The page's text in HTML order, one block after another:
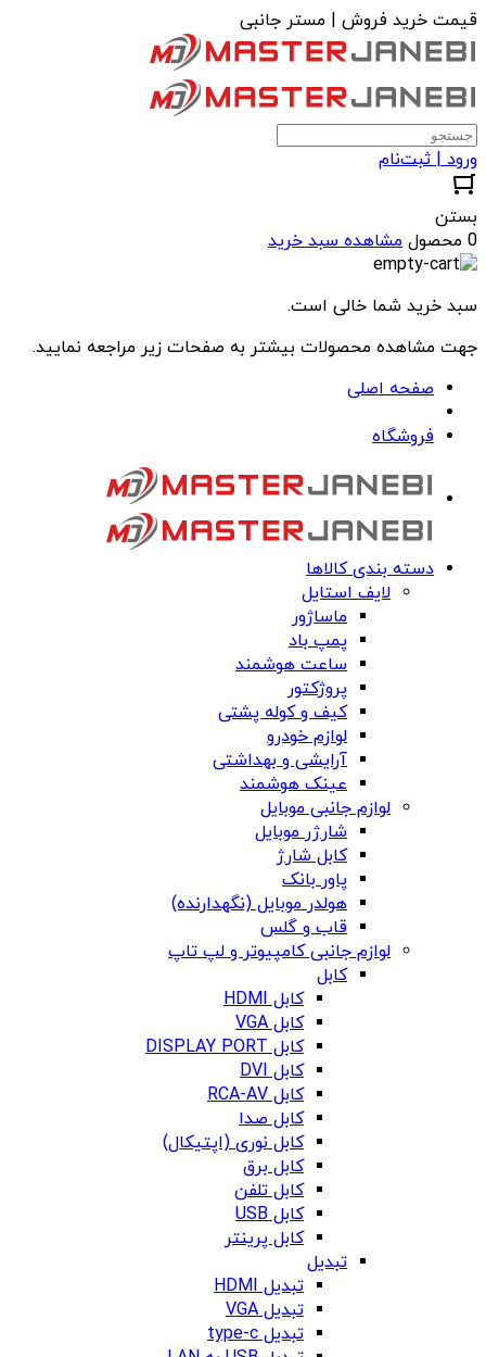
قیمت خرید فروش | مستر جانبی
ورود | ثبت‌نام
بستن
0 محصول
مشاهده سبد خرید
سبد خرید شما خالی است.
جهت مشاهده محصولات بیشتر به صفحات زیر مراجعه نمایید.
صفحه اصلی
فروشگاه
دسته بندی کالاها
لایف استایل
ماساژور
پمپ باد
ساعت هوشمند
پروژکتور
کیف و کوله پشتی
لوازم خودرو
آرایشی و بهداشتی
عینک هوشمند
لوازم جانبی موبایل
شارژر موبایل
کابل شارژ
پاور بانک
هولدر موبایل (نگهدارنده)
قاب و گلس
لوازم جانبی کامپیوتر و لپ تاپ
کابل
کابل HDMI
کابل VGA
کابل DISPLAY PORT
کابل DVI
کابل RCA-AV
کابل صدا
کابل نوری (اپتیکال)
کابل برق
کابل تلفن
کابل USB
کابل پرینتر
تبدیل
تبدیل HDMI
تبدیل VGA
تبدیل type-c